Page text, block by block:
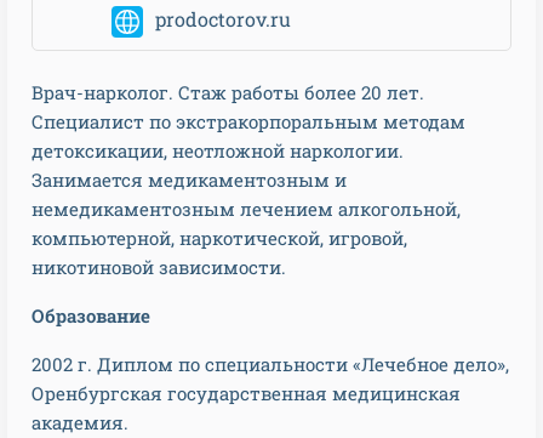
prodoctorov.ru
Врач-нарколог. Стаж работы более 20 лет.
Специалист по экстракорпоральным методам
детоксикации, неотложной наркологии.
Занимается медикаментозным и
немедикаментозным лечением алкогольной,
компьютерной, наркотической, игровой,
никотиновой зависимости.
Образование
2002 г. Диплом по специальности «Лечебное дело»,
Оренбургская государственная медицинская
академия.